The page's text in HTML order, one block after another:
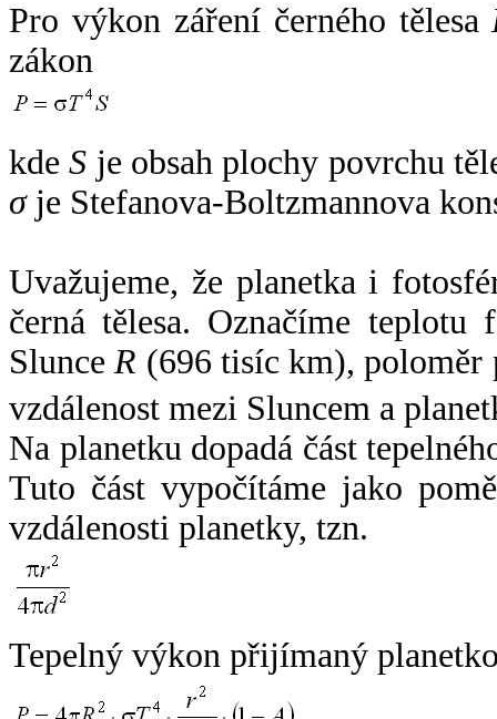
Pro výkon záření černého tělesa
zákon
kdeS je obsah plochy povrchu
σje Stefanova-Boltzmannova
Uvažujeme, že planetka i
černá tělesa. Označíme
SlunceR (696 tisíc km),
vzdálenost mezi Sluncem a
Na planetku dopadá část
Tuto část vypočítáme jako
vzdálenosti planetky, tzn.
Tepelný výkon přijímaný